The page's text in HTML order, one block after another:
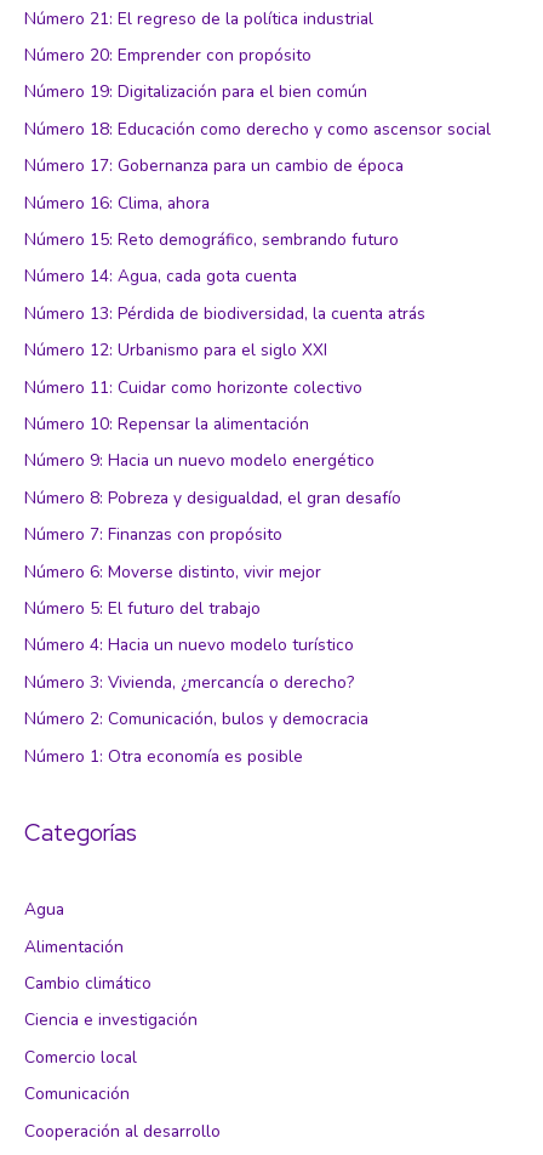
Número 21: El regreso de la política industrial
Número 20: Emprender con propósito
Número 19: Digitalización para el bien común
Número 18: Educación como derecho y como ascensor social
Número 17: Gobernanza para un cambio de época
Número 16: Clima, ahora
Número 15: Reto demográfico, sembrando futuro
Número 14: Agua, cada gota cuenta
Número 13: Pérdida de biodiversidad, la cuenta atrás
Número 12: Urbanismo para el siglo XXI
Número 11: Cuidar como horizonte colectivo
Número 10: Repensar la alimentación
Número 9: Hacia un nuevo modelo energético
Número 8: Pobreza y desigualdad, el gran desafío
Número 7: Finanzas con propósito
Número 6: Moverse distinto, vivir mejor
Número 5: El futuro del trabajo
Número 4: Hacia un nuevo modelo turístico
Número 3: Vivienda, ¿mercancía o derecho?
Número 2: Comunicación, bulos y democracia
Número 1: Otra economía es posible
Categorías
Agua
Alimentación
Cambio climático
Ciencia e investigación
Comercio local
Comunicación
Cooperación al desarrollo